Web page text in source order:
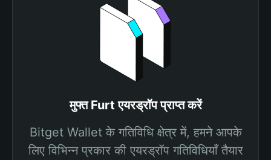
मुफ्त Furt एयरड्रॉप प्राप्त करें
Bitget Wallet के गतिविधि क्षेत्र में, हमने आपके
लिए विभिन्न प्रकार की एयरड्रॉप गतिविधियाँ तैयार